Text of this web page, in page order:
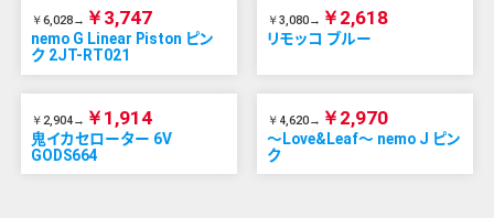
￥6,028→ ￥3,747
nemo G Linear Piston ピン
ク 2JT-RT021
￥3,080→ ￥2,618
リモッコ ブルー
￥2,904→ ￥1,914
鬼イカセローター 6V
GODS664
￥4,620→ ￥2,970
～Love&Leaf～ nemo J ピン
ク